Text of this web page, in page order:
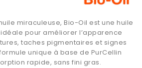
miraculeuse, Bio-Oil est une huile
pour améliorer l’apparence
taches pigmentaires et signes
unique à base de PurCellin
rapide, sans fini gras.